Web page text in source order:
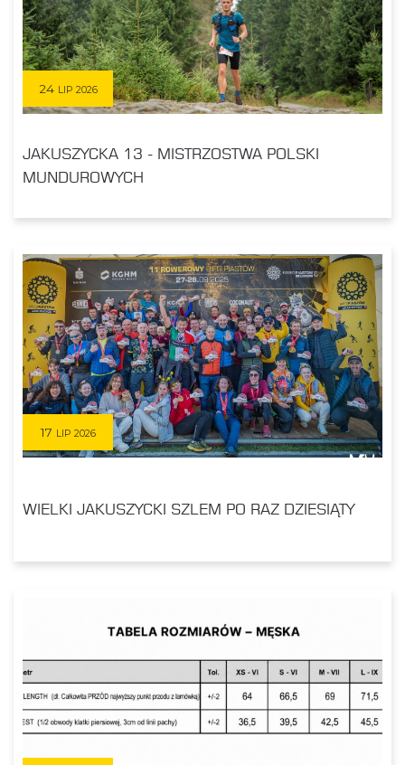
24 LIP 2026
JAKUSZYCKA 13 - MISTRZOSTWA POLSKI
MUNDUROWYCH
17 LIP 2026
WIELKI JAKUSZYCKI SZLEM PO RAZ DZIESIĄTY